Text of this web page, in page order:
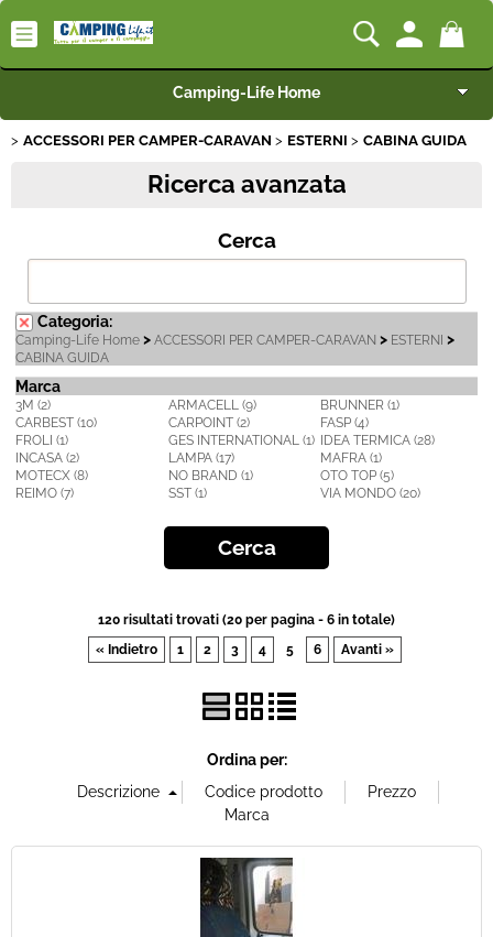
Camping-Life Home
Articoli per Camper e Caravan
Speciale Arredo
Campeggio e Giardino
Rimorchi
Nautica
Offerte Del mese
Convenzioni
La nostra Officina
Veicoli Pronta consegna
Lavora Con Noi
ACCESSORI PER CAMPER-CARAVAN ESTERNI CABINA GUIDA
Ricerca avanzata
Cerca
Categoria:
Camping-Life Home > ACCESSORI PER CAMPER-CARAVAN > ESTERNI >
CABINA GUIDA
Marca
3M (2) ARMACELL (9)
BRUNNER (1)
CARBEST (10)
CARPOINT (2)
FASP (4)
FROLI (1)
GES INTERNATIONAL (1)
IDEA TERMICA (28)
INCASA (2)
LAMPA (17)
MAFRA (1)
MOTECX (8)
NO BRAND (1)
OTO TOP (5)
REIMO (7)
SST (1) VIA MONDO (20)
120 risultati trovati (20 per pagina - 6 in totale)
« Indietro
1 2 3 4 5 6 Avanti »
Ordina per: